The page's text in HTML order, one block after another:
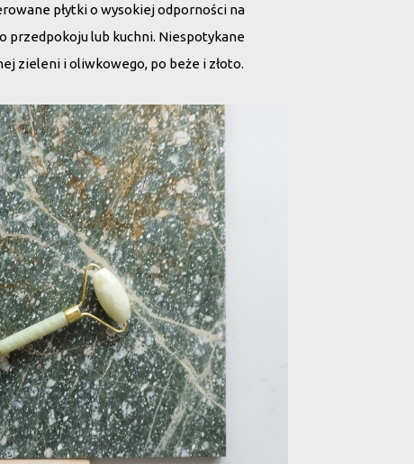
płytki o wysokiej odporności na
przedpokoju lub kuchni. Niespotykane
zieleni i oliwkowego, po beże i złoto.